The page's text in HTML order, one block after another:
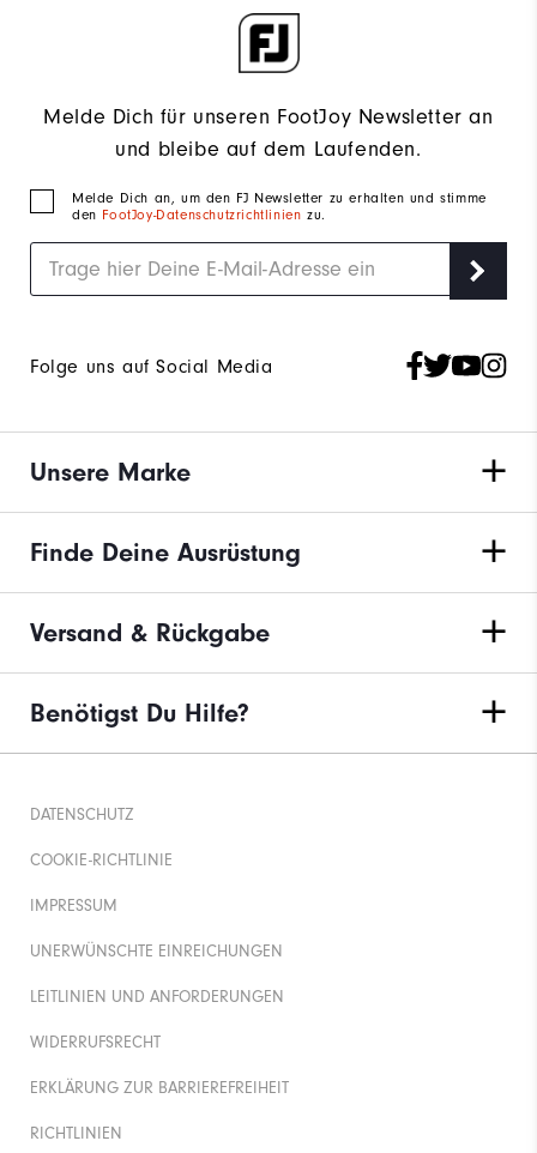
Melde Dich für unseren FootJoy Newsletter an
und bleibe auf dem Laufenden.
Melde Dich an, um den FJ Newsletter zu erhalten und stimme
den FootJoy-Datenschutzrichtlinienzu.
Folge uns auf Social Media
Unsere Marke
Finde Deine Ausrüstung
Versand & Rückgabe
Benötigst Du Hilfe?
DATENSCHUTZ
COOKIE-RICHTLINIE
IMPRESSUM
UNERWÜNSCHTE EINREICHUNGEN
LEITLINIEN UND ANFORDERUNGEN
WIDERRUFSRECHT
ERKLÄRUNG ZUR BARRIEREFREIHEIT
RICHTLINIEN